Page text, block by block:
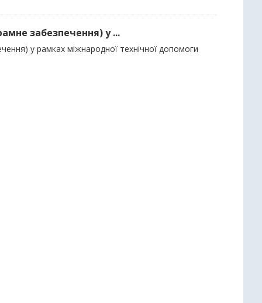
забезпечення) у ...
у рамках міжнародної технічної допомоги